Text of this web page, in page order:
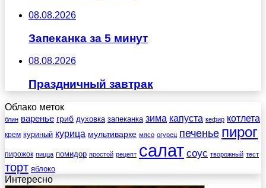
08.08.2026
Запеканка за 5 минут
08.08.2026
Праздничный завтрак
Облако меток
блин варенье гриб духовка запеканка зима капуста кефир котлета
крем куриный курица мультиварке мясо огурец печенье пирог
пирожок пицца помидор простой рецепт салат соус творожный тест
торт яблоко
Интересно